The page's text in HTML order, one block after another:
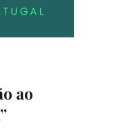
ao